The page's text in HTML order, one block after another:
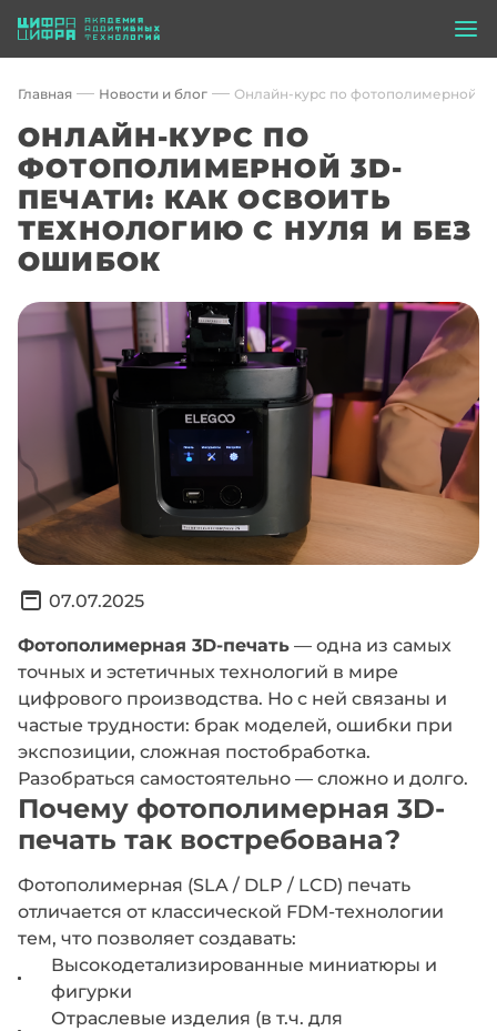
Главная Новости и блог Онлайн-курс по фотополимерной
ОНЛАЙН-КУРС ПО
ФОТОПОЛИМЕРНОЙ 3D-
ПЕЧАТИ: КАК ОСВОИТЬ
ТЕХНОЛОГИЮ С НУЛЯ И БЕЗ
ОШИБОК
07.07.2025
Фотополимерная 3D-печать— одна из самых
точных и эстетичных технологий в мире
цифрового производства. Но с ней связаны и
частые трудности: брак моделей, ошибки при
экспозиции, сложная постобработка.
Разобраться самостоятельно — сложно и долго.
Почему фотополимерная 3D-
печать так востребована?
Фотополимерная (SLA / DLP / LCD) печать
отличается от классической FDM-технологии
тем, что позволяет создавать:
Высокодетализированные миниатюры и
фигурки
Отраслевые изделия (в т.ч. для